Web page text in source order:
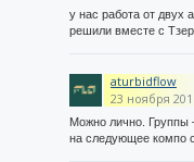
у нас работа от двух
решили вместе с
aturbidflow
23 ноября
Можно лично. Группы
на следующее компо